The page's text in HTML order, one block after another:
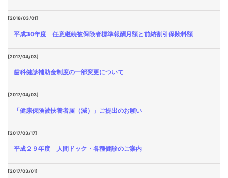
[2018/03/01]
平成30年度 任意継続被保険者標準報酬月額と前納割引保険料額
[2017/04/03]
歯科健診補助金制度の一部変更について
[2017/04/03]
「健康保険被扶養者届（減）」ご提出のお願い
[2017/03/17]
平成２９年度 人間ドック・各種健診のご案内
[2017/03/01]